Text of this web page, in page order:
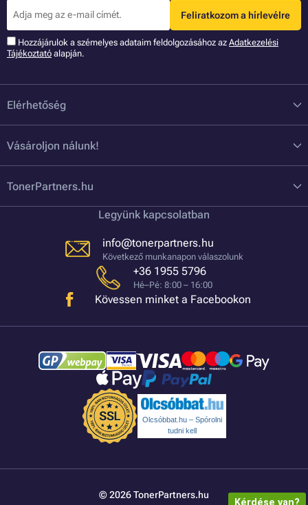
Feliratkozom a hírlevélre
Hozzájárulok a szémelyes adataim feldolgozásához az Adatkezelési
Tájékoztató alapján.
Elérhetőség
Vásároljon nálunk!
TonerPartners.hu
Legyünk kapcsolatban
info@tonerpartners.hu
Következő munkanapon válaszolunk
+36 1955 5796
Hé–Pé: 8:00 – 16:00
Kövessen minket a Facebookon
Olcsóbbat.hu – Spórolni
tudni kell
© 2026 TonerPartners.hu
Kérdése van?